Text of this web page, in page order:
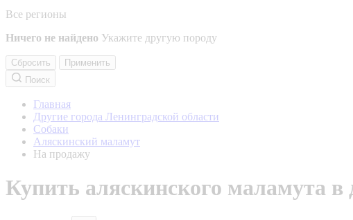
Все регионы
Ничего не найдено Укажите другую породу
Сбросить
Применить
Поиск
Главная
Другие города Ленинградской области
Собаки
Аляскинский маламут
На продажу
Купить аляскинского маламута в